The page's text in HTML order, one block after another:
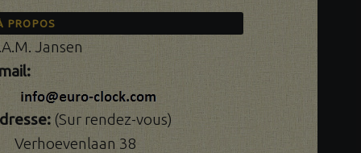
PROPOS
Jansen
(Sur rendez-vous)
Verhoevenlaan 38